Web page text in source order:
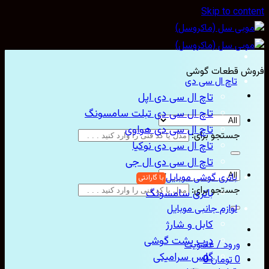
Skip to
قطعات گوشی
جستجو برای:
جستجو برای:
ورود / عضویت
تومان0
تاچ ال سی دی
تاچ ال سی دی اپل
تاچ ال سی دی تبلت سامسونگ
تاچ ال سی دی هواوی
تاچ ال سی دی نوکیا
تاچ ال سی دی ال جی
باتری گوشی موبایل
باتری سامسونگ
لوازم جانبی موبایل
کابل و شارژ
درب پشت گوشی
گلس سرامیکی